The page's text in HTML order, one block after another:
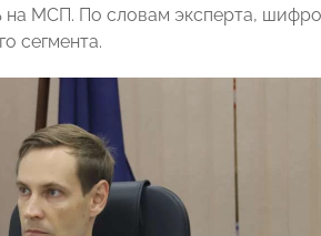
на МСП. По словам эксперта,
сегмента.